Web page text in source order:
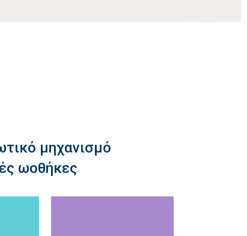
μηχανισμό
ωοθήκες